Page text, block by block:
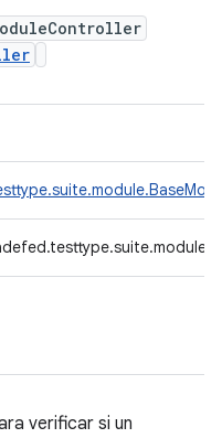
verificar si un